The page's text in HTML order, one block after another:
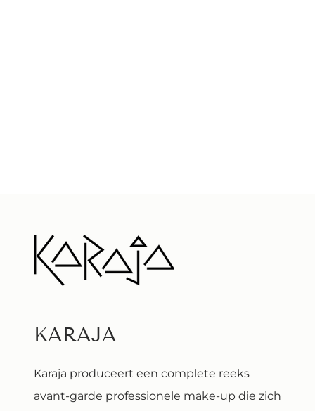
KARAJA
Karaja produceert een complete reeks
avant-garde professionele make-up die zich